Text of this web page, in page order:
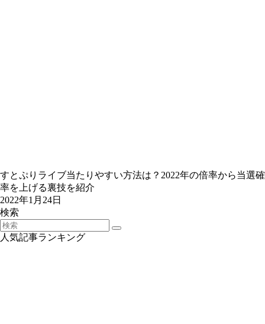
すとぷりライブ当たりやすい方法は？2022年の倍率から当選確
率を上げる裏技を紹介
2022年1月24日
検索
人気記事ランキング